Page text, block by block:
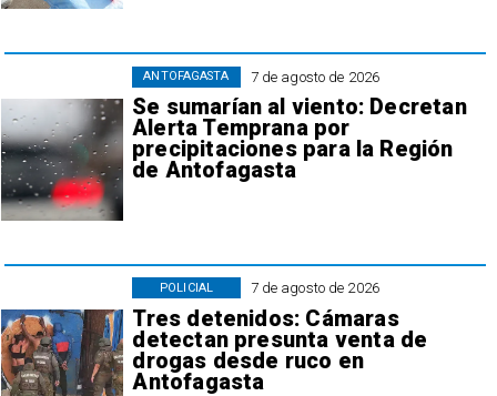
7 de agosto de 2026
Se sumarían al viento: Decretan
Alerta Temprana por
precipitaciones para la Región
de Antofagasta
ANTOFAGASTA
7 de agosto de 2026
Tres detenidos: Cámaras
detectan presunta venta de
drogas desde ruco en
Antofagasta
POLICIAL